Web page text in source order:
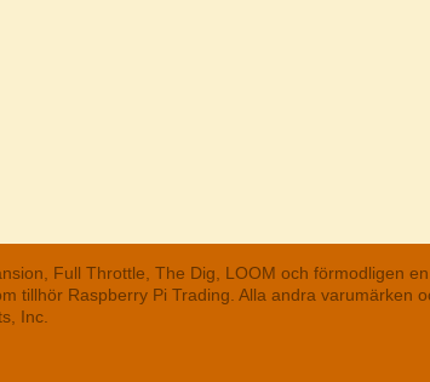
Full Throttle, The Dig, LOOM och förmodligen
tillhör Raspberry Pi Trading. Alla andra
Inc.